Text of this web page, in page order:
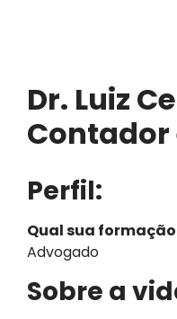
Dr. Luiz
Contador
Perfil:
Qual sua
Advogado
Sobre a